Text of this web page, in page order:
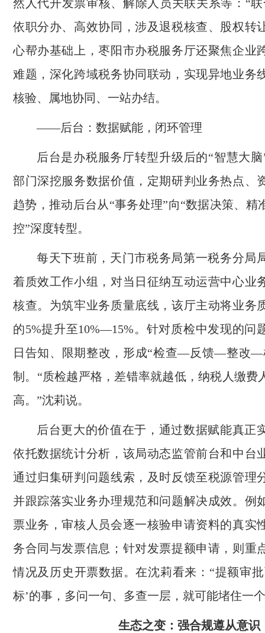
然人代开发票审核、解除人员关联关系等：“
依职分办、高效协同，涉及退税核查、股权转
心帮办基础上，枣阳市办税服务厅还聚焦企业
难题，深化跨域税务协同联动，实现异地业务
核验、属地协同、一站办结。
——后台：数据赋能，闭环管理
后台是办税服务厅转型升级后的“智慧大
部门深挖服务数据价值，定期研判业务热点、
趋势，推动后台从“事务处理”向“数据决策、精
控”深度转型。
每天下班前，天门市税务局第一税务分局
着质效工作小组，对当日征纳互动运营中心业
核查。为筑牢业务质量底线，该厅主动将业务
的5%提升至10%—15%。针对质检中发现的问
日告知、限期整改，形成“检查—反馈—整改—
制。“质检越严格，差错率就越低，纳税人缴费
高。”沈莉说。
后台更大的价值在于，通过数据赋能真正
依托数据统计分析，该局动态监管前台和中台
通过归集研判问题线索，及时反馈至税源管理
并跟踪落实业务办理规范和问题解决成效。例
票业务，审核人员会逐一核验申请资料的真实
务合同与发票信息；针对发票提额申请，则重
情况及历史开票数据。在沈莉看来：“提额审
标’的事，多问一句、多查一层，就可能堵住一
生态之变：强合规遵从意识